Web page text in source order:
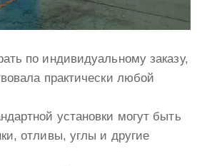
по индивидуальному заказу,
практически любой
установки могут быть
отливы, углы и другие